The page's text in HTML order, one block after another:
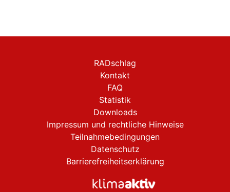
RADschlag
Kontakt
FAQ
Statistik
Downloads
Impressum und rechtliche Hinweise
Teilnahmebedingungen
Datenschutz
Barrierefreiheitserklärung